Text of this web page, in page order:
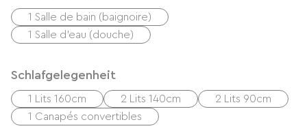
1 Salle de bain (baignoire)
1 Salle d'eau (douche)
Schlafgelegenheit
1 Lits 160cm 2 Lits 140cm
2 Lits 90cm
1 Canapés convertibles